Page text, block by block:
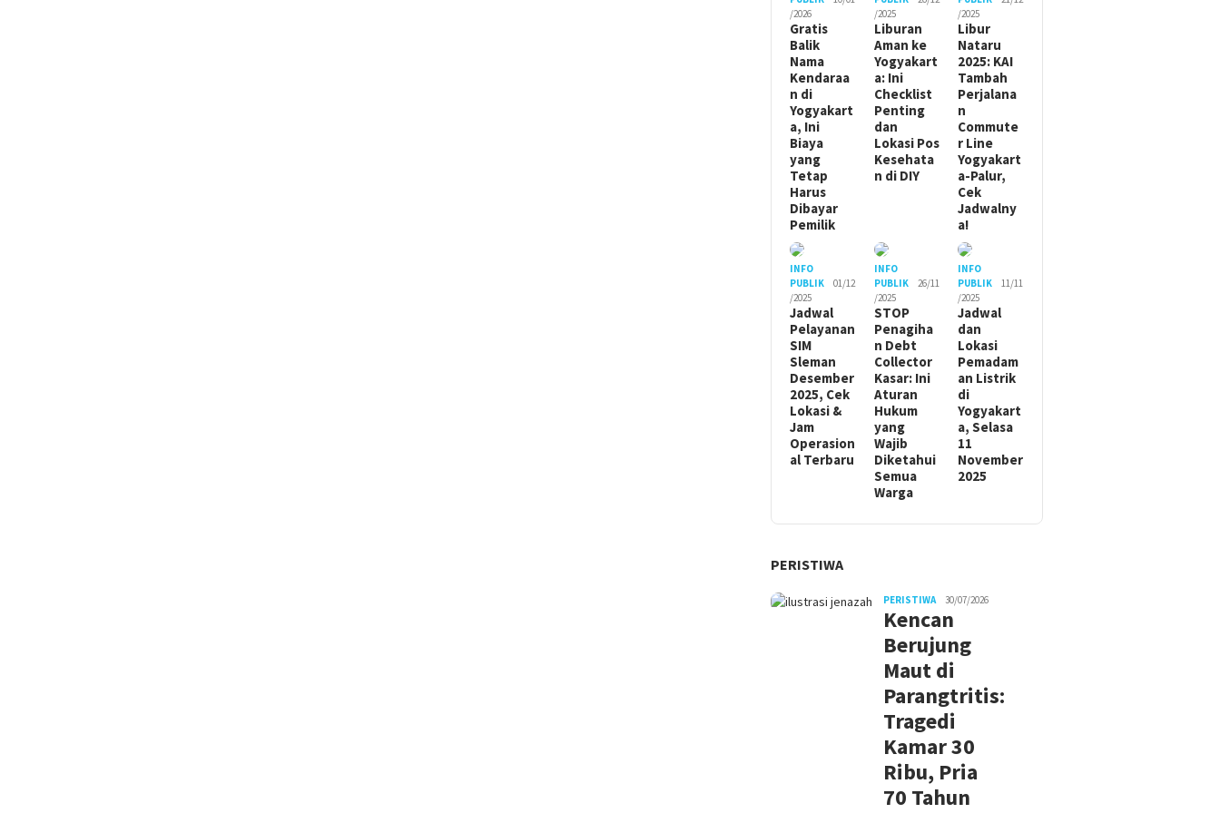
/2026
Gratis
Balik
Nama
Kendaraa
n di
Yogyakart
a, Ini
Biaya
yang
Tetap
Harus
Dibayar
Pemilik
/2025
Liburan
Aman ke
Yogyakart
a: Ini
Checklist
Penting
dan
Lokasi Pos
Kesehata
n di DIY
/2025
Libur
Nataru
2025: KAI
Tambah
Perjalana
n
Commute
r Line
Yogyakart
a-Palur,
Cek
Jadwalny
a!
INFO
PUBLIK
01/12
/2025
Jadwal
Pelayanan
SIM
Sleman
Desember
2025, Cek
Lokasi &
Jam
Operasion
al Terbaru
INFO
PUBLIK
26/11
/2025
STOP
Penagiha
n Debt
Collector
Kasar: Ini
Aturan
Hukum
yang
Wajib
Diketahui
Semua
Warga
INFO
PUBLIK
11/11
/2025
Jadwal
dan
Lokasi
Pemadam
an Listrik
di
Yogyakart
a, Selasa
11
November
2025
PERISTIWA
PERISTIWA 30/07/2026
Kencan
Berujung
Maut di
Parangtritis:
Tragedi
Kamar 30
Ribu, Pria
70 Tahun